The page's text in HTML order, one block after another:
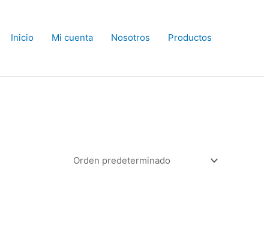
Inicio Mi cuenta Nosotros Productos